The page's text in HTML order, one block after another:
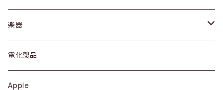
シェルフ
キュリオケース / 飾り棚
カップボード / 食器棚
トップス
ワンピース
ボトムス
カトラリー
ケトル / ティーポット
鍋 / フライパン
dahon
楽器
ギター
ベース
電化製品
Apple